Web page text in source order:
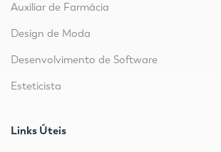
Auxiliar de Farmácia
Design de Moda
Desenvolvimento de Software
Esteticista
Links Úteis